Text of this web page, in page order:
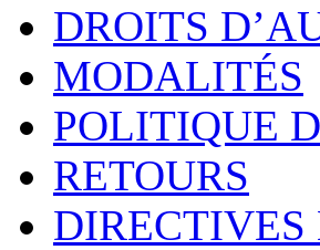
DROITS
MODALITÉS
POLITIQUE
RETOURS